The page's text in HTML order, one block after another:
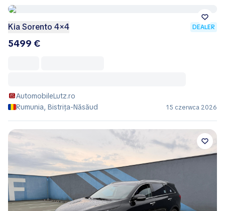
Kia Sorento 4×4 DEALER
5499 €
AutomobileLutz.ro
Rumunia, Bistrița-Năsăud
15 czerwca 2026